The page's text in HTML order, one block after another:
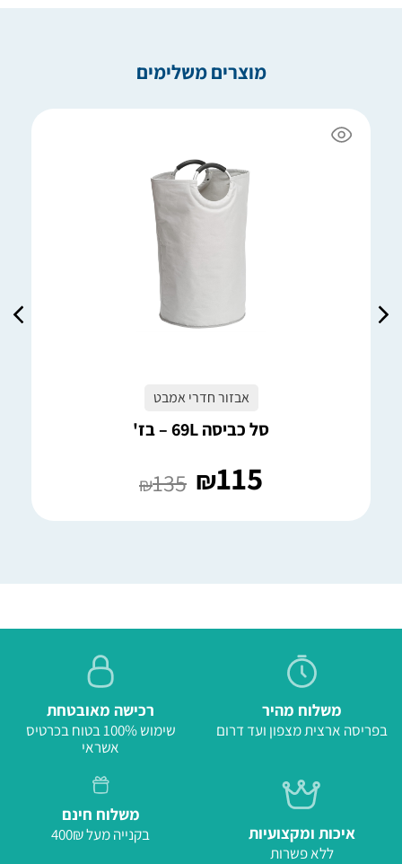
מוצרים משלימים
אבזור חדרי אמבט
סל כביסה 69L – בז'
₪115
₪135
משלוח מהיר
בפריסה ארצית מצפון ועד דרום
רכישה מאובטחת
שימוש 100% בטוח בכרטיס
אשראי
איכות ומקצועיות
ללא פשרות
משלוח חינם
בקנייה מעל 400₪